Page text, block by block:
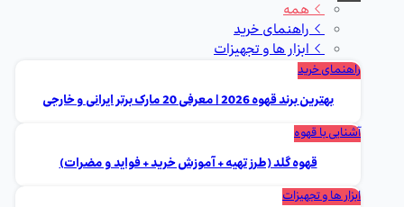
همه
راهنمای خرید
ابزار ها و تجهیزات
راهنمای خرید
بهترین برند قهوه 2026 | معرفی 20 مارک برتر ایرانی و خارجی
آشنایی با قهوه
قهوه گلد (طرز تهیه + آموزش خرید + فواید و مضرات)
ابزار ها و تجهیزات